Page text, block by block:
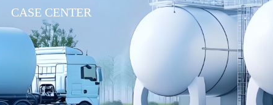
CASE CENTER